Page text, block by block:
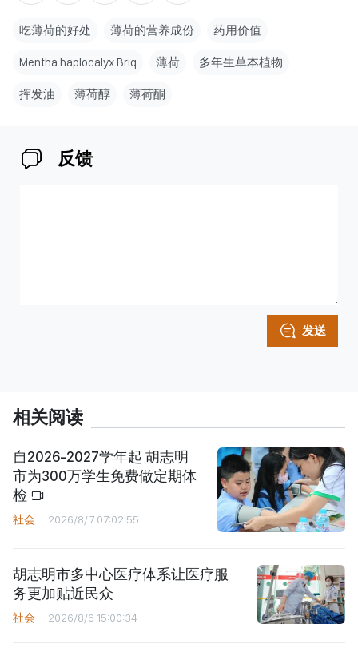
吃薄荷的好处 薄荷的营养成份 药用价值
Mentha haplocalyx Briq 薄荷 多年生草本植物
挥发油 薄荷醇 薄荷酮
反馈
发送
相关阅读
自2026-2027学年起 胡志明
市为300万学生免费做定期体
检
社会 2026/8/7 07:02:55
胡志明市多中心医疗体系让医疗服
务更加贴近民众
社会 2026/8/6 15:00:34